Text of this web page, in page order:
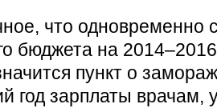
что одновременно
бюджета на
пункт о
год зарплаты врачам,